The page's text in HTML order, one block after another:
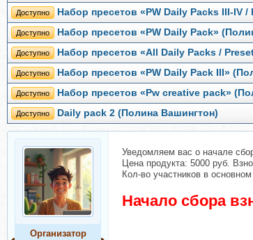
Доступно Набор пресетов «PW Daily Packs III-IV
Доступно Набор пресетов «PW Daily Pack»
Доступно Набор пресетов «All Daily Packs /
Доступно Набор пресетов «PW Daily Pack III»
Доступно Набор пресетов «Pw creative pack»
Доступно Daily pack 2 (Полина Вашингтон)
Организатор
Уведомляем вас о начале
Цена продукта: 5000 руб.
Кол-во участников в основном
Начало сбора